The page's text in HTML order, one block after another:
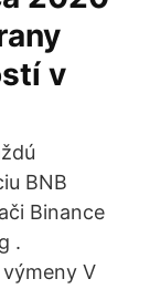
v
BNB
Binance
.
V